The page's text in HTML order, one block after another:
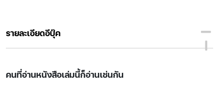
รายละเอียดอีบุ๊ค
คนที่อ่านหนังสือเล่มนี้ก็อ่านเช่นกัน